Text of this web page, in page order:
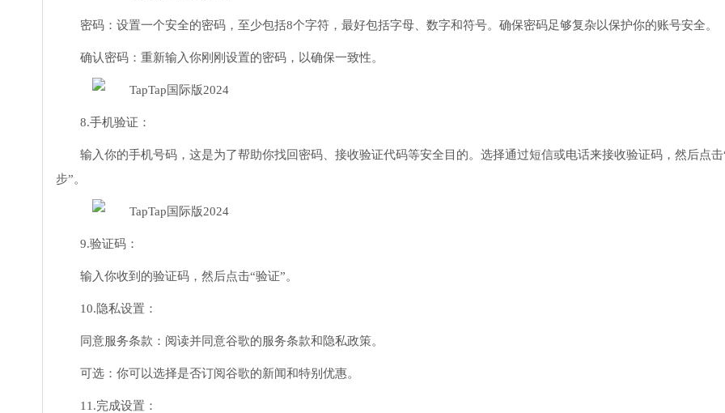
密码：设置一个安全的密码，至少包括8个字符，最好包括字母、数字和符号。确保密码足够复杂以保护你的账号安全。
确认密码：重新输入你刚刚设置的密码，以确保一致性。
8.手机验证：
输入你的手机号码，这是为了帮助你找回密码、接收验证代码等安全目的。选择通过短信或电话来接收验证码，然后点击
步”。
9.验证码：
输入你收到的验证码，然后点击“验证”。
10.隐私设置：
同意服务条款：阅读并同意谷歌的服务条款和隐私政策。
可选：你可以选择是否订阅谷歌的新闻和特别优惠。
11.完成设置：